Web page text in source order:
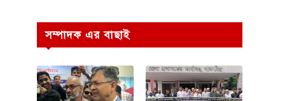
সম্পাদক এর বাছাই